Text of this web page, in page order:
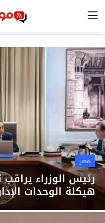
الرئيسية
مصر
الخليج
العالم
الرياضة
اقتصاد
تكنولوجيا
التعليم
مصر
رئيس الوزراء
هيكلة الوحدات